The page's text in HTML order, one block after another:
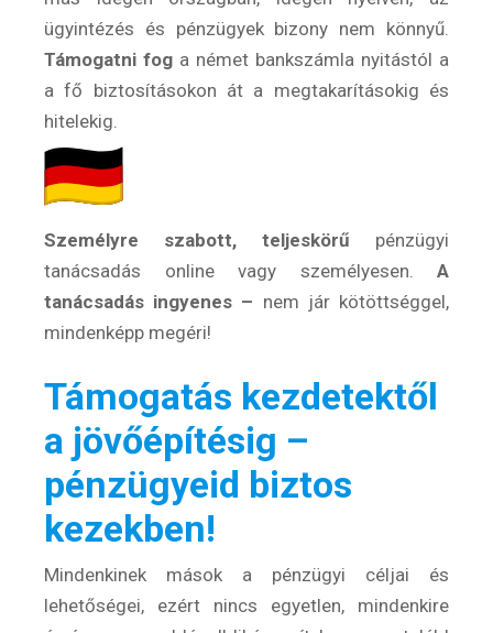
*
Válaszd ki az ajándékod amit
most ingyen megkapsz Tőlünk!
Külföldre
Kaland -
játék -
100
Élmény
poszter
Feliratkozom
ügyintézés és pénzügyek bizony nem könnyű.
Támogatni fog a német bankszámla nyitástól a
a fő biztosításokon át a megtakarításokig és
hitelekig.
Személyre szabott, teljeskörű pénzügyi
tanácsadás online vagy személyesen. A
tanácsadás ingyenes – nem jár kötöttséggel,
mindenképp megéri!
Támogatás kezdetektől
a jövőépítésig –
pénzügyeid biztos
kezekben!
Mindenkinek mások a pénzügyi céljai és
lehetőségei, ezért nincs egyetlen, mindenkire